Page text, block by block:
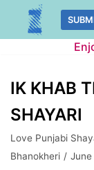
Skip
IK KHAB
SHAYARI
Love Punjabi
Bhanokheri
June